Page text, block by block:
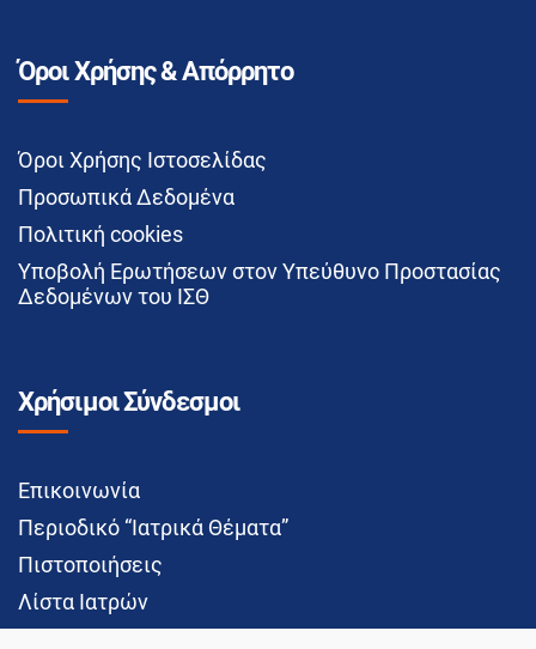
Όροι Χρήσης & Απόρρητο
Όροι Χρήσης Ιστοσελίδας
Προσωπικά Δεδομένα
Πολιτική cookies
Υποβολή Ερωτήσεων στον Υπεύθυνο Προστασίας
Δεδομένων του ΙΣΘ
Χρήσιμοι Σύνδεσμοι
Επικοινωνία
Περιοδικό “Ιατρικά Θέματα”
Πιστοποιήσεις
Λίστα Ιατρών